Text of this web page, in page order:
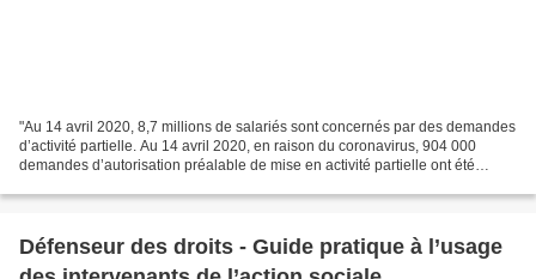
"Au 14 avril 2020, 8,7 millions de salariés sont concernés par des demandes
d’activité partielle. Au 14 avril 2020, en raison du coronavirus, 904 000
demandes d’autorisation préalable de mise en activité partielle ont été
Défenseur des droits - Guide pratique à l’usage